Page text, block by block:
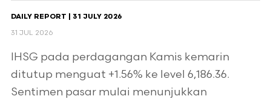
DAILY REPORT | 31 JULY 2026
31 JUL 2026
IHSG pada perdagangan Kamis kemarin
ditutup menguat +1.56% ke level 6,186.36.
Sentimen pasar mulai menunjukkan